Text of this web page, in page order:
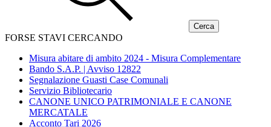
FORSE STAVI CERCANDO
Misura abitare di ambito 2024 - Misura Complementare
Bando S.A.P. | Avviso 12822
Segnalazione Guasti Case Comunali
Servizio Bibliotecario
CANONE UNICO PATRIMONIALE E CANONE
MERCATALE
Acconto Tari 2026